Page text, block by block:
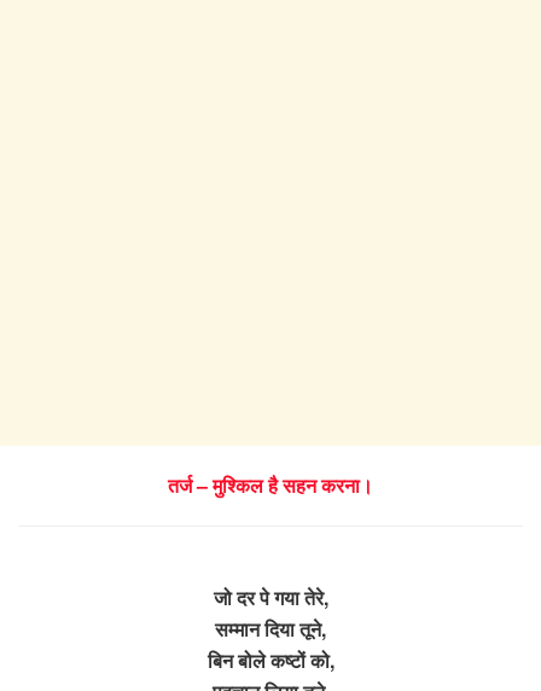
तर्ज – मुश्किल है सहन करना।
जो दर पे गया तेरे,
सम्मान दिया तूने,
बिन बोले कष्टों को,